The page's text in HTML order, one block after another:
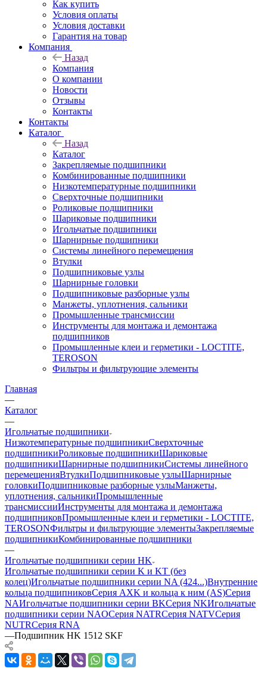
Как купить
Условия оплаты
Условия доставки
Гарантия на товар
Компания
Назад
Компания
О компании
Новости
Отзывы
Контакты
Контакты
Каталог
Назад
Каталог
Закрепляемые подшипники
Комбинированные подшипники
Низкотемпературные подшипники
Сверхточные подшипники
Роликовые подшипники
Шариковые подшипники
Игольчатые подшипники
Шарнирные подшипники
Системы линейного перемещения
Втулки
Подшипниковые узлы
Шарнирные головки
Подшипниковые разборные узлы
Манжеты, уплотнения, сальники
Промышленные трансмиссии
Инструменты для монтажа и демонтажа
подшипников
Промышленные клеи и герметики - LOCTITE,
TEROSON
Фильтры и фильтрующие элементы
Главная
—
Каталог
—
Игольчатые подшипники
Низкотемпературные подшипникиСверхточные
подшипникиРоликовые подшипникиШариковые
подшипникиШарнирные подшипникиСистемы линейного
перемещенияВтулкиПодшипниковые узлыШарнирные
головкиПодшипниковые разборные узлыМанжеты,
уплотнения, сальникиПромышленные
трансмиссииИнструменты для монтажа и демонтажа
подшипниковПромышленные клеи и герметики - LOCTITE,
TEROSONФильтры и фильтрующие элементыЗакрепляемые
подшипникиКомбинированные подшипники
—
Игольчатые подшипники серии HK
Игольчатые подшипники серии K и KT (без
колец)Игольчатые подшипники серии NA (424...)Внутренние
кольца подшипниковСерия AXK и кольца к ним (AS)Серия
NAИгольчатые подшипники серии BKСерия NKИгольчатые
подшипники серии NAOСерия NATRСерия NATVСерия
NUTRСерия RNA
—Подшипник HK 1512 SKF